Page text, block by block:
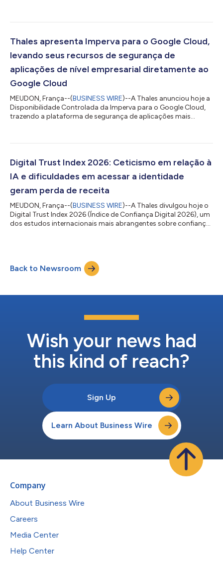
infraestrutura digital moderna. As conclusões destacam três
como uma nova categoria de tráfego na internet, o domínio da
atividade automatizada sobre a interaç...
Thales apresenta Imperva para o Google Cloud,
levando seus recursos de segurança de
aplicações de nível empresarial diretamente ao
Google Cloud
MEUDON, França--(BUSINESS WIRE)--A Thales anunciou hoje a
Disponibilidade Controlada da Imperva para o Google Cloud,
trazendo a plataforma de segurança de aplicações mais
oferta permite que as organizações possam projetar
serviço do Google Cloud, preservando assim os pipelines, as
integrações e os fluxos de trabalho de monitora...
Digital Trust Index 2026: Ceticismo em relação à
IA e dificuldades em acessar a identidade
geram perda de receita
MEUDON, França--(BUSINESS WIRE)--A Thales divulgou hoje o
Digital Trust Index 2026 (Índice de Confiança Digital 2026), um
dos estudos internacionais mais abrangentes sobre confiança
ao longo de todo o ciclo de vida do tratamento de dados
pessoais. A confiança do consumidor é definida no momento
Back to Newsroom
Wish your news had
this kind of reach?
Sign Up
Learn About Business Wire
Company
About Business Wire
Careers
Media Center
Help Center